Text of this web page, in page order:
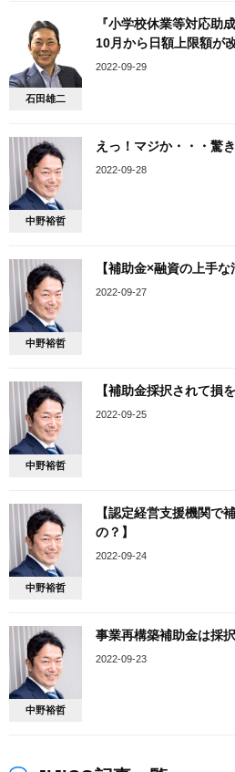
石田雄二
『小学校休業等対応助
10月から日額上限額が
11月末 まで延長され
2022-09-29
中野裕哲
えっ！マジか・・・驚
2022-09-28
中野裕哲
【補助金×融資の上手な
2022-09-27
中野裕哲
【補助金採択されて損
2022-09-25
中野裕哲
【認定経営支援機関で
の？】
2022-09-24
中野裕哲
事業再構築補助金は採
2022-09-23